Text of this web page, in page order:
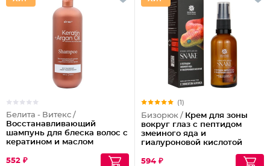
Белита - Витекс /
Восстанавливающий
шампунь для блеска волос с
кератином и маслом
552 ₽
(1)
Бизорюк / Крем для зоны
вокруг глаз с пептидом
змеиного яда и
гиалуроновой кислотой
594 ₽